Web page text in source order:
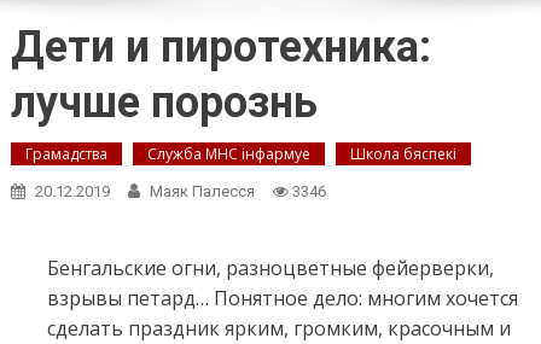
Дети и пиротехника:
лучше порознь
Грамадства Служба МНС інфармуе Школа бяспекі
20.12.2019 Маяк Палесся 3346
Бенгальские огни, разноцветные фейерверки,
взрывы петард… Понятное дело: многим хочется
сделать праздник ярким, громким, красочным и